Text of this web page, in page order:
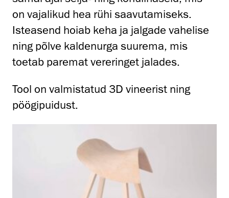
on vajalikud hea rühi saavutamiseks.
Isteasend hoiab keha ja jalgade vahelise
ning põlve kaldenurga suurema, mis
toetab paremat vereringet jalades.
Tool on valmistatud 3D vineerist ning
pöögipuidust.